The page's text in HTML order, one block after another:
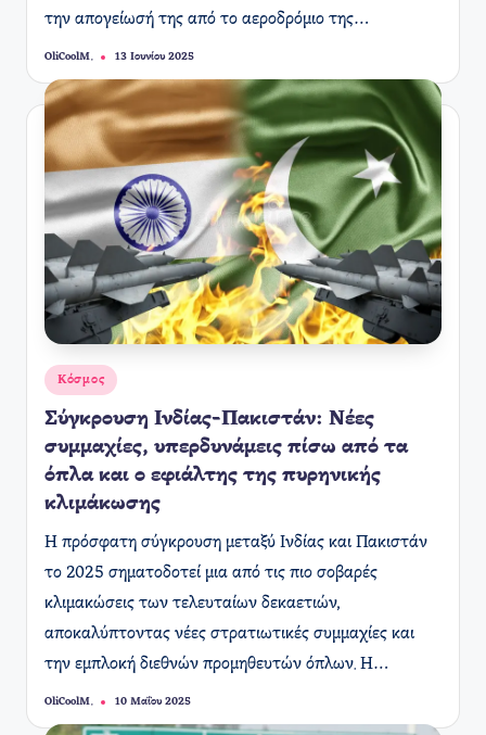
την απογείωσή της από το αεροδρόμιο της…
Συγγραφέας:
OliCoolM. 13 Ιουνίου 2025
Αναρτήθηκε
Κόσμος
Σύγκρουση Ινδίας-Πακιστάν: Νέες
συμμαχίες, υπερδυνάμεις πίσω από τα
όπλα και ο εφιάλτης της πυρηνικής
κλιμάκωσης
Η πρόσφατη σύγκρουση μεταξύ Ινδίας και Πακιστάν
το 2025 σηματοδοτεί μια από τις πιο σοβαρές
κλιμακώσεις των τελευταίων δεκαετιών,
αποκαλύπτοντας νέες στρατιωτικές συμμαχίες και
την εμπλοκή διεθνών προμηθευτών όπλων. Η…
Συγγραφέας:
OliCoolM. 10 Μαΐου 2025